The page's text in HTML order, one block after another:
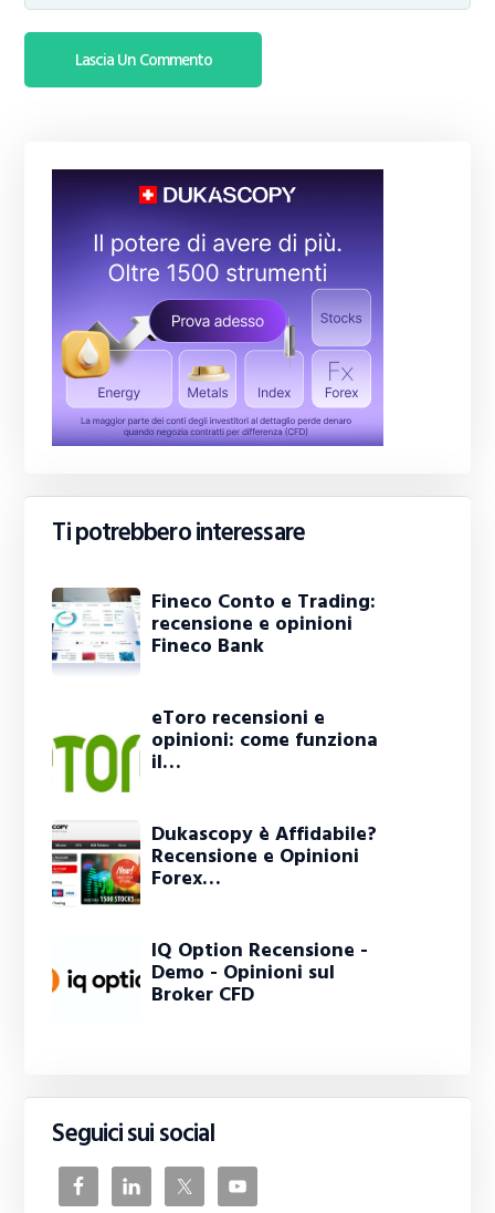
Ti potrebbero interessare
Fineco Conto e Trading:
recensione e opinioni
Fineco Bank
eToro recensioni e
opinioni: come funziona
il…
Dukascopy è Affidabile?
Recensione e Opinioni
Forex…
IQ Option Recensione -
Demo - Opinioni sul
Broker CFD
Seguici sui social